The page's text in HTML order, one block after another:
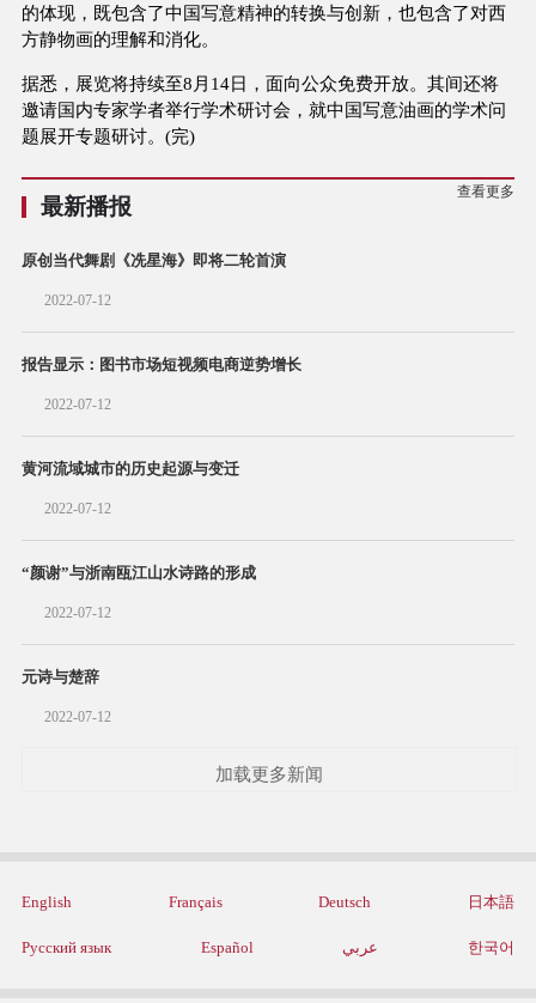
的体现，既包含了中国写意精神的转换与创新，也包含了对西
方静物画的理解和消化。
据悉，展览将持续至8月14日，面向公众免费开放。其间还将
邀请国内专家学者举行学术研讨会，就中国写意油画的学术问
题展开专题研讨。(完)
最新播报
查看更多
原创当代舞剧《冼星海》即将二轮首演
2022-07-12
报告显示：图书市场短视频电商逆势增长
2022-07-12
黄河流域城市的历史起源与变迁
2022-07-12
“颜谢”与浙南瓯江山水诗路的形成
2022-07-12
元诗与楚辞
2022-07-12
加载更多新闻
English Français Deutsch 日本語
Русский язык Español عربي 한국어